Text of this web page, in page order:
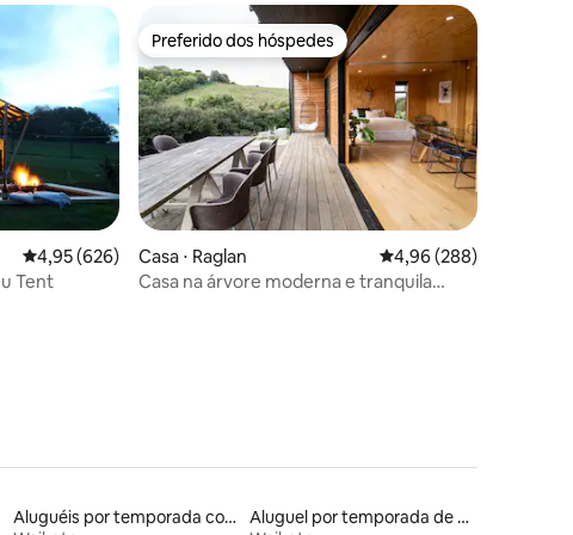
4,95 de uma avaliação média de 5, 626 avaliações
4,95 (626)
Tent
Preferido dos hóspedes
Preferido dos hóspedes
Casa ⋅ Raglan 4,96 de uma avaliação
4,96 (288)
Casa na árvore moderna e tranquila
Aluguéis por temporada com terraço
Aluguel por temporada de casas de hóspedes